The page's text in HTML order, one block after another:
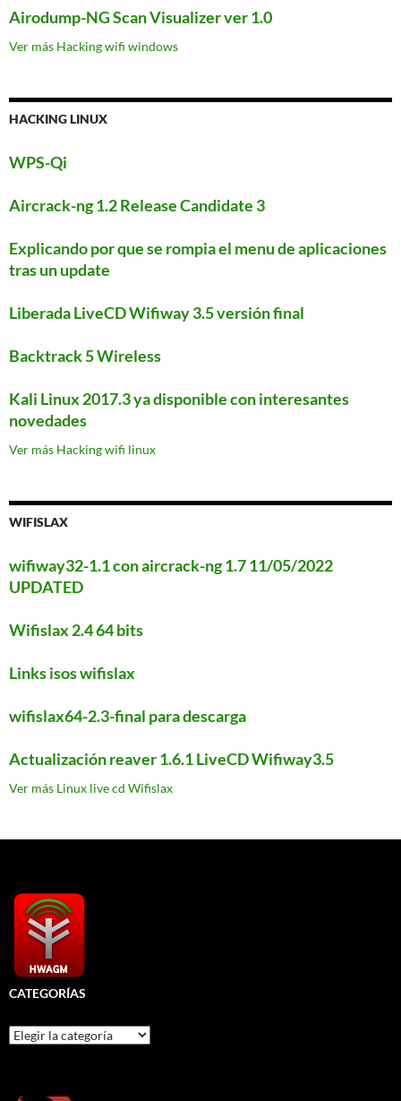
Airodump-NG Scan Visualizer ver 1.0
Ver más Hacking wifi windows
HACKING LINUX
WPS-Qi
Aircrack-ng 1.2 Release Candidate 3
Explicando por que se rompia el menu de aplicaciones
tras un update
Liberada LiveCD Wifiway 3.5 versión final
Backtrack 5 Wireless
Kali Linux 2017.3 ya disponible con interesantes
novedades
Ver más Hacking wifi linux
WIFISLAX
wifiway32-1.1 con aircrack-ng 1.7 11/05/2022
UPDATED
Wifislax 2.4 64 bits
Links isos wifislax
wifislax64-2.3-final para descarga
Actualización reaver 1.6.1 LiveCD Wifiway3.5
Ver más Linux live cd Wifislax
CATEGORÍAS
Categorías